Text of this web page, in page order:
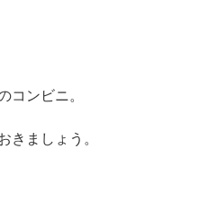
コンビニ。
きましょう。